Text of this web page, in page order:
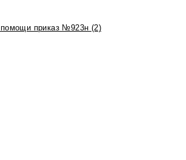
помощи приказ №923н (2)